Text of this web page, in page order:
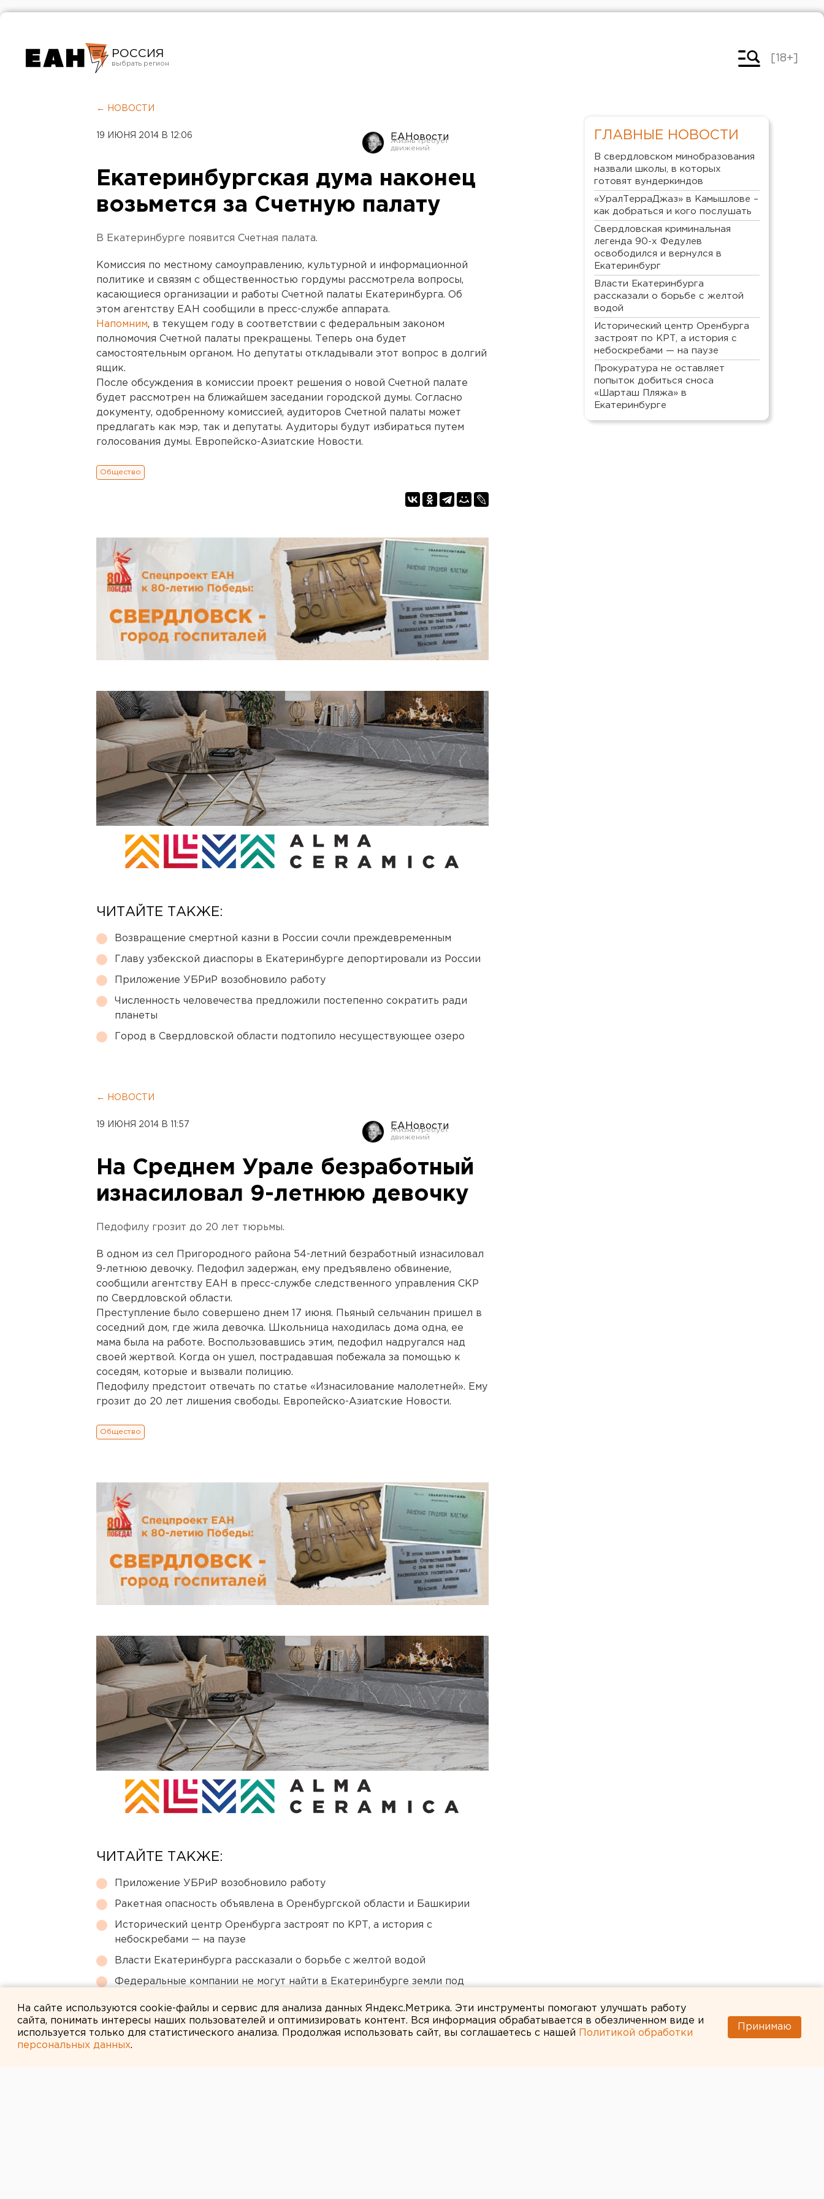
РОССИЯ
Челябинск
[18+]
← НОВОСТИ
19 ИЮНЯ 2014 В 12:06 ЕАНовости
Екатеринбургская дума наконец
возьмется за Счетную палату
В Екатеринбурге появится Счетная палата.
Комиссия по местному самоуправлению, культурной и информационной
политике и связям с общественностью гордумы рассмотрела вопросы,
касающиеся организации и работы Счетной палаты Екатеринбурга. Об
этом агентству ЕАН сообщили в пресс-службе аппарата.
Напомним, в текущем году в соответствии с федеральным законом
полномочия Счетной палаты прекращены. Теперь она будет
самостоятельным органом. Но депутаты откладывали этот вопрос в долгий
ящик.
После обсуждения в комиссии проект решения о новой Счетной палате
будет рассмотрен на ближайшем заседании городской думы. Согласно
документу, одобренному комиссией, аудиторов Счетной палаты может
предлагать как мэр, так и депутаты. Аудиторы будут избираться путем
голосования думы. Европейско-Азиатские Новости.
Общество
ЧИТАЙТЕ ТАКЖЕ:
Возвращение смертной казни в России сочли преждевременным
Главу узбекской диаспоры в Екатеринбурге депортировали из России
Приложение УБРиР возобновило работу
Численность человечества предложили постепенно сократить ради
планеты
Город в Свердловской области подтопило несуществующее озеро
← НОВОСТИ
19 ИЮНЯ 2014 В 11:57 ЕАНовости
На Среднем Урале безработный
изнасиловал 9-летнюю девочку
Педофилу грозит до 20 лет тюрьмы.
В одном из сел Пригородного района 54-летний безработный изнасиловал
9-летнюю девочку. Педофил задержан, ему предъявлено обвинение,
сообщили агентству ЕАН в пресс-службе следственного управления СКР
по Свердловской области.
Преступление было совершено днем 17 июня. Пьяный сельчанин пришел в
соседний дом, где жила девочка. Школьница находилась дома одна, ее
мама была на работе. Воспользовавшись этим, педофил надругался над
своей жертвой. Когда он ушел, пострадавшая побежала за помощью к
соседям, которые и вызвали полицию.
Педофилу предстоит отвечать по статье «Изнасилование малолетней». Ему
грозит до 20 лет лишения свободы. Европейско-Азиатские Новости.
Общество
ЧИТАЙТЕ ТАКЖЕ:
Приложение УБРиР возобновило работу
Ракетная опасность объявлена в Оренбургской области и Башкирии
Исторический центр Оренбурга застроят по КРТ, а история с
небоскребами — на паузе
Власти Екатеринбурга рассказали о борьбе с желтой водой
Федеральные компании не могут найти в Екатеринбурге земли под
ГЛАВНЫЕ НОВОСТИ
В свердловском минобразования
назвали школы, в которых
готовят вундеркиндов
«УралТерраДжаз» в Камышлове –
как добраться и кого послушать
Свердловская криминальная
легенда 90-х Федулев
освободился и вернулся в
Екатеринбург
Власти Екатеринбурга
рассказали о борьбе с желтой
водой
Исторический центр Оренбурга
застроят по КРТ, а история с
небоскребами — на паузе
Прокуратура не оставляет
попыток добиться сноса
«Шарташ Пляжа» в
Екатеринбурге
На сайте используются cookie-файлы и сервис для анализа данных Яндекс.Метрика. Эти инструменты помогают улучшать работу
сайта, понимать интересы наших пользователей и оптимизировать контент. Вся информация обрабатывается в обезличенном виде и
используется только для статистического анализа. Продолжая использовать сайт, вы соглашаетесь с нашей
Политикой обработки
персональных данных.
Принимаю